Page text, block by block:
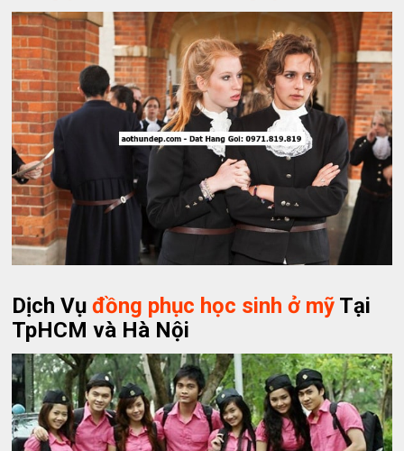
Dịch Vụđồng phục học sinh ở mỹ Tại
TpHCM và Hà Nội